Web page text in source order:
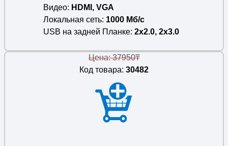
Видео
HDMI, VGA
Локальная сеть 1000 Мб/c
USB на задней Планке 2x2.0, 2x3.0
Цена: 37950₸
Код товара: 30482